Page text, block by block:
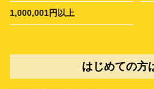
1,000,001円以上
はじめての方